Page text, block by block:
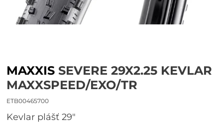
MAXXIS SEVERE 29X2.25 KEVLAR
MAXXSPEED/EXO/TR
ETB00465700
kevlar plášť 29"